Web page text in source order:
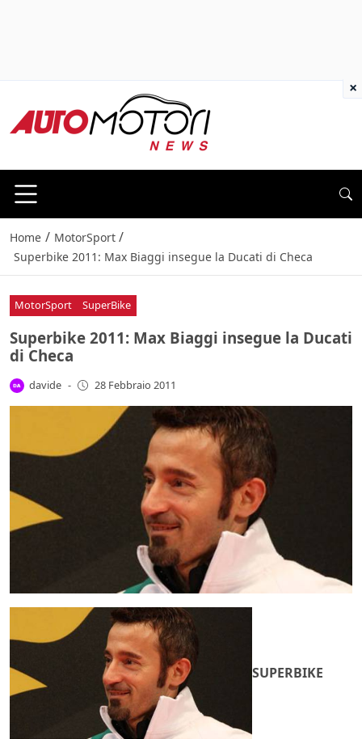
Home / MotorSport /
Superbike 2011: Max Biaggi insegue la Ducati di Checa
MotorSport SuperBike
Superbike 2011: Max Biaggi insegue la Ducati
di Checa
davide - 28 Febbraio 2011
SUPERBIKE
×